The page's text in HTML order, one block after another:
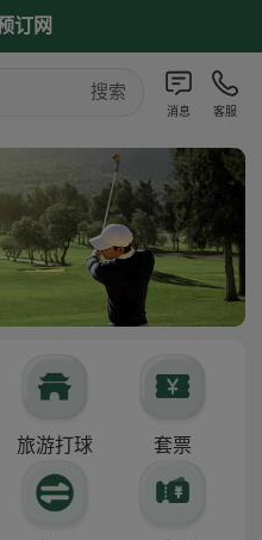
订网
搜索
消息 客服
旅游打球 套票